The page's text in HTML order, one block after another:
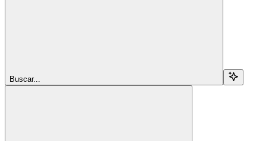
Buscar...